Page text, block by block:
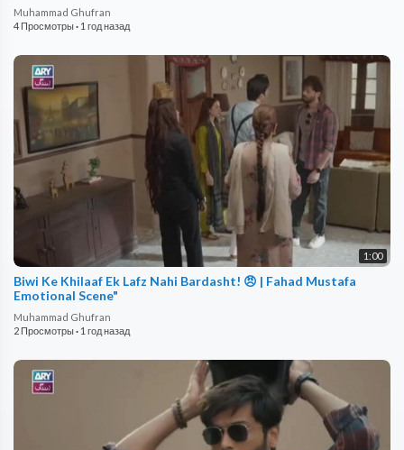
Muhammad Ghufran
4 Просмотры· 1 год назад
1:00
Biwi Ke Khilaaf Ek Lafz Nahi Bardasht! 😠 | Fahad Mustafa
Emotional Scene"
Muhammad Ghufran
2 Просмотры· 1 год назад